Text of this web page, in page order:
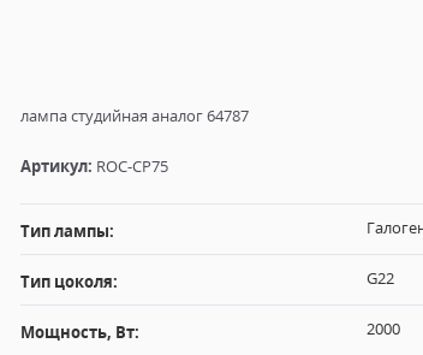
лампа студийная аналог 64787
Артикул: ROC-CP75
Тип лампы:
Тип цоколя: G22
Мощность, Вт: 2000